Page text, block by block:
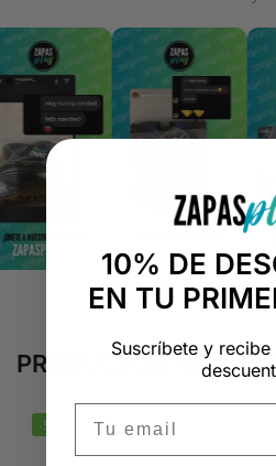
PRODUCTOS
-50%
10% DE
EN TU
Suscríbete y